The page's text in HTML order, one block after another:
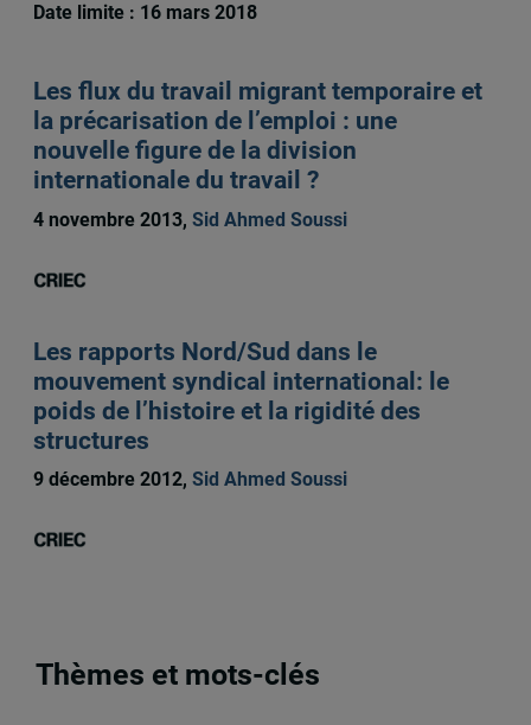
Date limite : 16 mars 2018
Les flux du travail migrant temporaire et
la précarisation de l’emploi : une
nouvelle figure de la division
internationale du travail ?
4 novembre 2013, Sid Ahmed Soussi
Les rapports Nord/Sud dans le
mouvement syndical international: le
poids de l’histoire et la rigidité des
structures
9 décembre 2012, Sid Ahmed Soussi
Thèmes et mots-clés